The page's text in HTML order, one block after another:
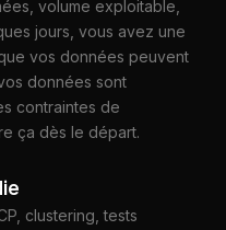
volume exploitable,
jours, vous avez une
vos données peuvent
données sont
contraintes de
ça dès le départ.
clustering, tests